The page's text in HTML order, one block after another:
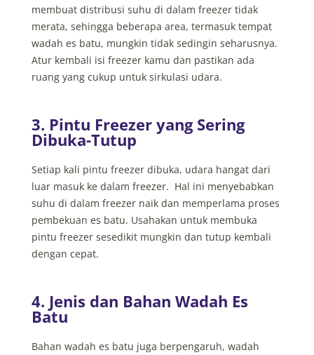
membuat distribusi suhu di dalam freezer tidak
merata, sehingga beberapa area, termasuk tempat
wadah es batu, mungkin tidak sedingin seharusnya.
Atur kembali isi freezer kamu dan pastikan ada
ruang yang cukup untuk sirkulasi udara.
3. Pintu Freezer yang Sering
Dibuka-Tutup
Setiap kali pintu freezer dibuka, udara hangat dari
luar masuk ke dalam freezer. Hal ini menyebabkan
suhu di dalam freezer naik dan memperlama proses
pembekuan es batu. Usahakan untuk membuka
pintu freezer sesedikit mungkin dan tutup kembali
dengan cepat.
4. Jenis dan Bahan Wadah Es
Batu
Bahan wadah es batu juga berpengaruh, wadah